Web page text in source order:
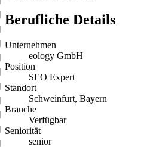
Berufliche Details
Unternehmen
eology GmbH
Position
SEO Expert
Standort
Schweinfurt, Bayern
Branche
Verfügbar
Seniorität
senior